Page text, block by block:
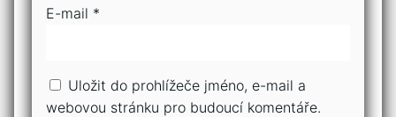
E-mail *
Uložit do prohlížeče jméno, e-mail a
webovou stránku pro budoucí komentáře.